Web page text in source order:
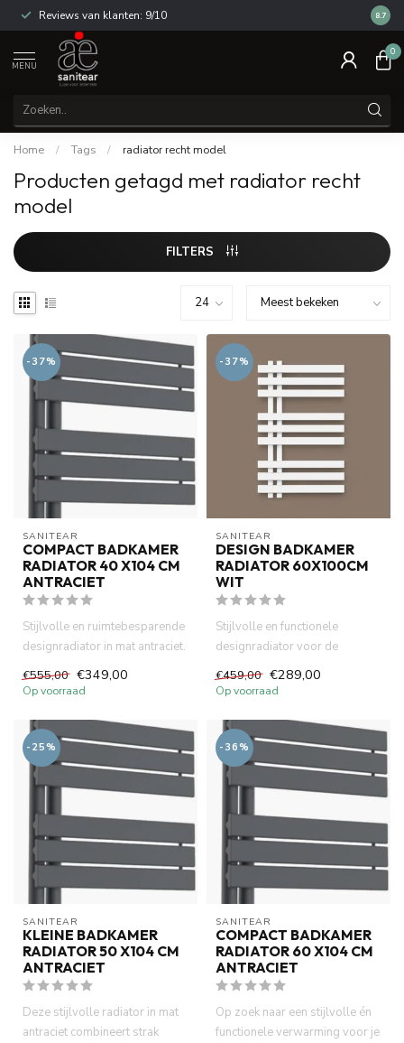
Reviews van klanten: 9/10 14
8.7
MENU
0
Home / Tags / radiator recht model
Producten getagd met radiator recht
model
FILTERS
-37%
SANITEAR
COMPACT BADKAMER
RADIATOR 40 X104 CM
ANTRACIET
Stijlvolle en ruimtebesparende
designradiator in mat antraciet.
Ideaal voor klei...
€555,00 €349,00
Op voorraad
-37%
SANITEAR
DESIGN BADKAMER
RADIATOR 60X100CM
WIT
Stijlvolle en functionele
designradiator voor de
badkamer. De rechte radiator
va...
€459,00 €289,00
Op voorraad
-25%
SANITEAR
KLEINE BADKAMER
RADIATOR 50 X104 CM
ANTRACIET
Deze stijlvolle radiator in mat
antraciet combineert strak
-36%
SANITEAR
COMPACT BADKAMER
RADIATOR 60 X104 CM
ANTRACIET
Op zoek naar een stijlvolle én
functionele verwarming voor je